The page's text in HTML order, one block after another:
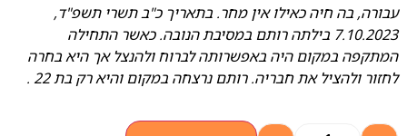
עבורה, בה חיה כאילו אין מחר. בתאריך כ"ב תשרי תשפ"ד,
7.10.2023 בילתה רותם במסיבת הנובה. כאשר התחילה
המתקפה במקום היה באפשרותה לברוח ולהנצל אך היא בחרה
לחזור ולהציל את חבריה. רותם נרצחה במקום והיא רק בת 22 .